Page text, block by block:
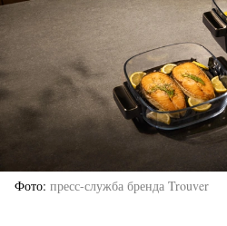
Фото пресс-служба бренда Trouver